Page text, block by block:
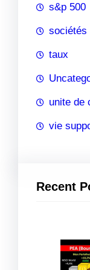
s&p 500
sociétés
taux
unite de
vie
Recent